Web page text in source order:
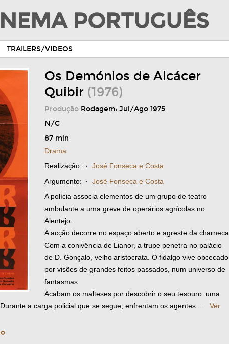
PORTUGUÊS
TRAILERS/VIDEOS
Os Demónios de Alcácer
Quibir (1976)
Produção Rodagem: Jul/Ago 1975
N/C
87 min
Drama
Realização: · José Fonseca e Costa
Argumento: · José Fonseca e Costa
A polícia associa elementos de um grupo de teatro
ambulante a uma greve de operários agrícolas no
Alentejo.
A acção decorre no espaço aberto e agreste da charneca.
Com a conivência de Lianor, a trupe penetra no palácio
de D. Gonçalo, velho aristocrata. O fidalgo vive obcecado
por visões de grandes feitos passados, num universo de
fantasmas.
Acabam os malteses por descobrir o seu tesouro: uma
a carga policial que se segue, enfrentam os agentes
Ver